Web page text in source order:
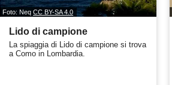
Foto: NeqCC BY-SA 4.0
Lido di campione
La spiaggia di Lido di campione si trova
a Como in Lombardia.